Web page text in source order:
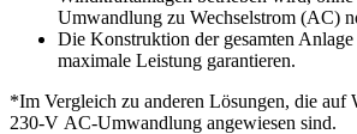
Umwandlung zu Wechselstrom (AC)
Die Konstruktion der gesamten
maximale Leistung garantieren.
*Im Vergleich zu anderen Lösungen, die auf
230-V AC-Umwandlung angewiesen sind.